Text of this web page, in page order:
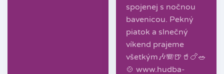
spojenej s nočnou
bavenicou. Pekný
piatok a slnečný
víkend prajeme
všetkým🎶🪗🍺🥤🍗🥗
🍲 www.hudba-